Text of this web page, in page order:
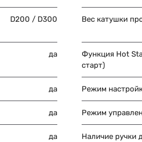
D200 / D300 Вес катушки
да
Функция Hot
старт)
да Режим
да Режим
да
Наличие ручки